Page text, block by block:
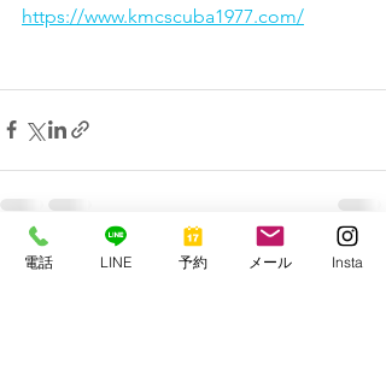
https://www.kmcscuba1977.com/
最新記事 すべて表示
電話 LINE 予約 メール Insta